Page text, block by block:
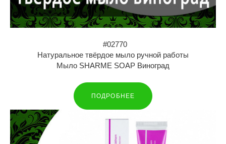
#02770
Натуральное твёрдое мыло ручной работы
Мыло SHARME SOAP Виноград
ПОДРОБНЕЕ